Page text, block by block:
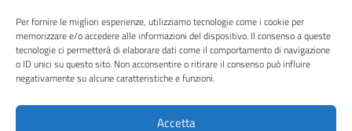
Per fornire le migliori esperienze, utilizziamo tecnologie come i cookie per
memorizzare e/o accedere alle informazioni del dispositivo. Il consenso a queste
tecnologie ci permetterà di elaborare dati come il comportamento di navigazione
o ID unici su questo sito. Non acconsentire o ritirare il consenso può influire
negativamente su alcune caratteristiche e funzioni.
Accetta
Indirizzo:V. Artigianato, 2a, 00034 COLLEFERRO (RM)
Centralino:069702212 - 3883643664 - 3318089017
Email:segreteria@istitutomarescad.it
Posta elettronica certificata (PEC):istitutomarescad@pec.it
Codice fiscale: 04557441005